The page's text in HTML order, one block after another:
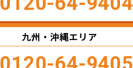
九州・沖縄エリア